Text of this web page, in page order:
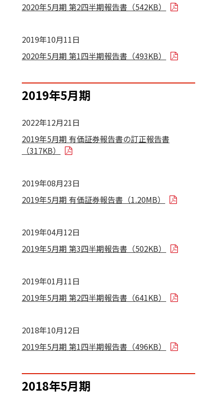
2020年5月期 第2四半期報告書（542KB）
2019年10月11日
2020年5月期 第1四半期報告書（493KB）
2019年5月期
2022年12月21日
2019年5月期 有価証券報告書の訂正報告書
（317KB）
2019年08月23日
2019年5月期 有価証券報告書（1.20MB）
2019年04月12日
2019年5月期 第3四半期報告書（502KB）
2019年01月11日
2019年5月期 第2四半期報告書（641KB）
2018年10月12日
2019年5月期 第1四半期報告書（496KB）
2018年5月期